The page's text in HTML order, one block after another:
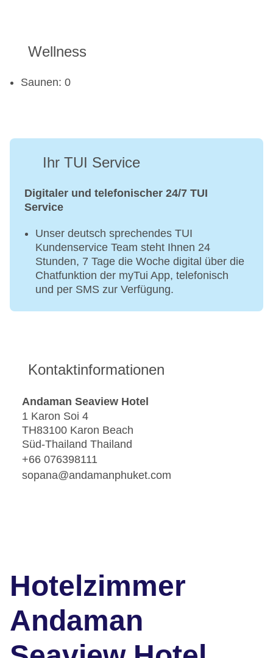
Wellness
Saunen: 0
Ihr TUI Service
Digitaler und telefonischer 24/7 TUI
Service
Unser deutsch sprechendes TUI
Kundenservice Team steht Ihnen 24
Stunden, 7 Tage die Woche digital über die
Chatfunktion der myTui App, telefonisch
und per SMS zur Verfügung.
Kontaktinformationen
Andaman Seaview Hotel
1 Karon Soi 4
TH83100 Karon Beach
Süd-Thailand Thailand
+66 076398111
sopana@andamanphuket.com
Hotelzimmer
Andaman